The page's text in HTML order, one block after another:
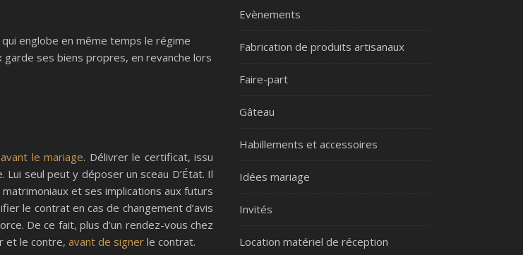
englobe en même temps le régime
ses biens propres, en revanche lors
le mariage. Délivrer le certificat, issu
seul peut y déposer un sceau D’État. Il
et ses implications aux futurs
le contrat en cas de changement d’avis
De ce fait, plus d’un rendez-vous chez
et le contre, avant de signer le contrat.
Evènements
Fabrication de produits artisanaux
Faire-part
Gâteau
Habillements et accessoires
Idées mariage
Invités
Location matériel de réception